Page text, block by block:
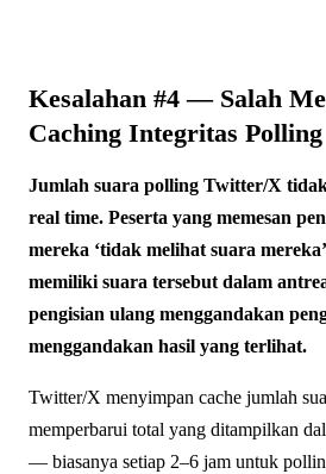
Kesalahan #4 — Salah
Caching Integritas Polling
Jumlah suara polling Twitter/X
real time. Peserta yang memesan
mereka ‘tidak melihat suara
memiliki suara tersebut dalam
pengisian ulang menggandakan
menggandakan hasil yang terlihat.
Twitter/X menyimpan cache jumlah
memperbarui total yang ditampilkan
— biasanya setiap 2–6 jam untuk